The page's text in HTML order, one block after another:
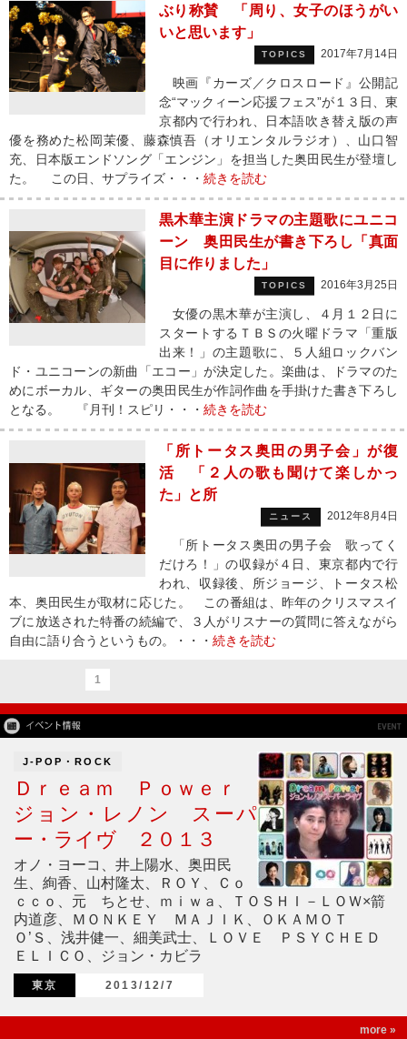
ぶり称賛 「周り、女子のほうがい
いと思います」
TOPICS 2017年7月14日
映画『カーズ／クロスロード』公開記
念“マックィーン応援フェス”が１３日、東
京都内で行われ、日本語吹き替え版の声
優を務めた松岡茉優、藤森慎吾（オリエンタルラジオ）、山口智
充、日本版エンドソング「エンジン」を担当した奥田民生が登壇し
た。 この日、サプライズ・・・ 続きを読む
黒木華主演ドラマの主題歌にユニコ
ーン 奥田民生が書き下ろし「真面
目に作りました」
TOPICS 2016年3月25日
女優の黒木華が主演し、４月１２日に
スタートするＴＢＳの火曜ドラマ「重版
出来！」の主題歌に、５人組ロックバン
ド・ユニコーンの新曲「エコー」が決定した。楽曲は、ドラマのた
めにボーカル、ギターの奥田民生が作詞作曲を手掛けた書き下ろし
となる。 『月刊！スピリ・・・ 続きを読む
「所トータス奥田の男子会」が復
活 「２人の歌も聞けて楽しかっ
た」と所
ニュース 2012年8月4日
「所トータス奥田の男子会 歌ってく
だけろ！」の収録が４日、東京都内で行
われ、収録後、所ジョージ、トータス松
本、奥田民生が取材に応じた。 この番組は、昨年のクリスマスイ
ブに放送された特番の続編で、３人がリスナーの質問に答えながら
自由に語り合うというもの。・・・ 続きを読む
1
J-POP・ROCK
Ｄｒｅａｍ Ｐｏｗｅｒ
ジョン・レノン スーパ
ー・ライヴ ２０１３
オノ・ヨーコ、井上陽水、奥田民
生、絢香、山村隆太、ＲＯＹ、Ｃｏ
ｃｃｏ、元 ちとせ、ｍｉｗａ、ＴＯＳＨＩ－ＬＯＷ×箭
内道彦、ＭＯＮＫＥＹ ＭＡＪＩＫ、ＯＫＡＭＯＴ
Ｏ’Ｓ、浅井健一、細美武士、ＬＯＶＥ ＰＳＹＣＨＥＤ
ＥＬＩＣＯ、ジョン・カビラ
東京 2013/12/7
more »